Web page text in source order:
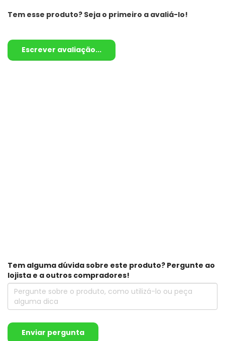
Tem esse produto? Seja o primeiro a avaliá-lo!
Escrever avaliação...
Tem alguma dúvida sobre este produto? Pergunte ao
lojista e a outros compradores!
Enviar pergunta